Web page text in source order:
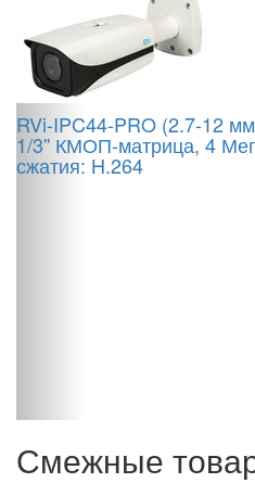
RVi-IPC44-PRO (2.7-12
1/3'' КМОП-матрица, 4
сжатия: H.264
Смежные